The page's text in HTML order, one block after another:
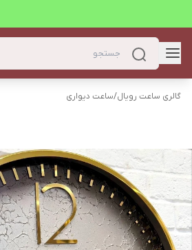
گالری ساعت رویال/ساعت دیواری